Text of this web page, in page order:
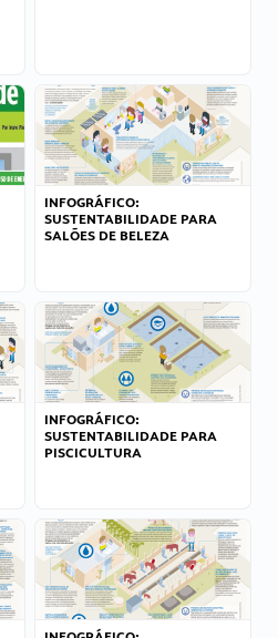
INFOGRÁFICO:
SUSTENTABILIDADE PARA
SALÕES DE BELEZA
INFOGRÁFICO:
SUSTENTABILIDADE PARA
PISCICULTURA